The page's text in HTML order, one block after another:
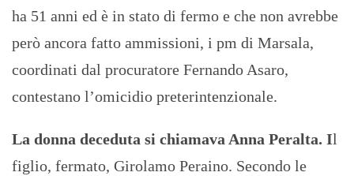
ha 51 anni ed è in stato di fermo e che non avrebbe
però ancora fatto ammissioni, i pm di Marsala,
coordinati dal procuratore Fernando Asaro,
contestano l’omicidio preterintenzionale.
La donna deceduta si chiamava Anna Peralta. Il
figlio, fermato, Girolamo Peraino. Secondo le